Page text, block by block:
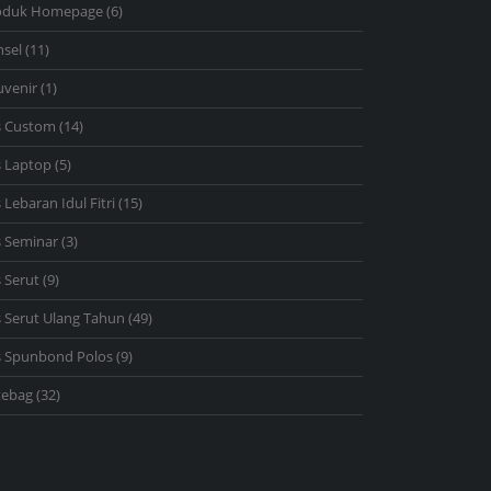
Homepage 66
products
1111
products
11
product
Custom 1414
products
Laptop 55
products
Lebaran Idul Fitri 1515
products
Seminar 33
products
Serut 99
products
Serut Ulang Tahun 4949
products
Spunbond Polos 99
products
3232
products